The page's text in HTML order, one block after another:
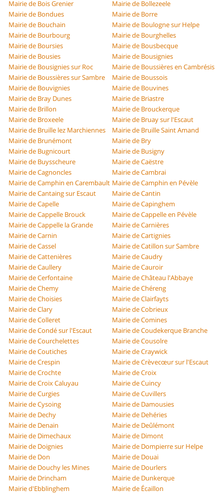
Mairie de Bois Grenier
Mairie de Bollezeele
Mairie de Bondues
Mairie de Borre
Mairie de Bouchain
Mairie de Boulogne sur Helpe
Mairie de Bourbourg
Mairie de Bourghelles
Mairie de Boursies
Mairie de Bousbecque
Mairie de Bousies
Mairie de Bousignies
Mairie de Bousignies sur Roc
Mairie de Boussières en Cambrésis
Mairie de Boussières sur Sambre
Mairie de Boussois
Mairie de Bouvignies
Mairie de Bouvines
Mairie de Bray Dunes
Mairie de Briastre
Mairie de Brillon
Mairie de Brouckerque
Mairie de Broxeele
Mairie de Bruay sur l'Escaut
Mairie de Bruille lez Marchiennes
Mairie de Bruille Saint Amand
Mairie de Brunémont
Mairie de Bry
Mairie de Bugnicourt
Mairie de Busigny
Mairie de Buysscheure
Mairie de Caëstre
Mairie de Cagnoncles
Mairie de Cambrai
Mairie de Camphin en Carembault Mairie de Camphin en Pévèle
Mairie de Cantaing sur Escaut
Mairie de Cantin
Mairie de Capelle
Mairie de Capinghem
Mairie de Cappelle Brouck
Mairie de Cappelle en Pévèle
Mairie de Cappelle la Grande
Mairie de Carnières
Mairie de Carnin
Mairie de Cartignies
Mairie de Cassel
Mairie de Catillon sur Sambre
Mairie de Cattenières
Mairie de Caudry
Mairie de Caullery
Mairie de Cauroir
Mairie de Cerfontaine
Mairie de Château l'Abbaye
Mairie de Chemy
Mairie de Chéreng
Mairie de Choisies
Mairie de Clairfayts
Mairie de Clary
Mairie de Cobrieux
Mairie de Colleret
Mairie de Comines
Mairie de Condé sur l'Escaut
Mairie de Coudekerque Branche
Mairie de Courchelettes
Mairie de Cousolre
Mairie de Coutiches
Mairie de Craywick
Mairie de Crespin
Mairie de Crèvecœur sur l'Escaut
Mairie de Crochte
Mairie de Croix
Mairie de Croix Caluyau
Mairie de Cuincy
Mairie de Curgies
Mairie de Cuvillers
Mairie de Cysoing
Mairie de Damousies
Mairie de Dechy
Mairie de Dehéries
Mairie de Denain
Mairie de Deûlémont
Mairie de Dimechaux
Mairie de Dimont
Mairie de Doignies
Mairie de Dompierre sur Helpe
Mairie de Don
Mairie de Douai
Mairie de Douchy les Mines
Mairie de Dourlers
Mairie de Drincham
Mairie de Dunkerque
Mairie d'Ebblinghem
Mairie de Écaillon